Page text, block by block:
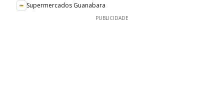
Supermercados Guanabara
PUBLICIDADE